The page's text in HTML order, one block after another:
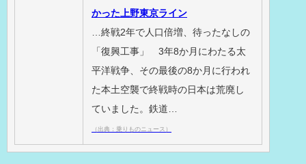
かった上野東京ライン
…終戦2年で人口倍増、待ったなしの
「復興工事」 3年8か月にわたる太
平洋戦争、その最後の8か月に行われ
た本土空襲で終戦時の日本は荒廃し
ていました。鉄道…
（出典：乗りものニュース）